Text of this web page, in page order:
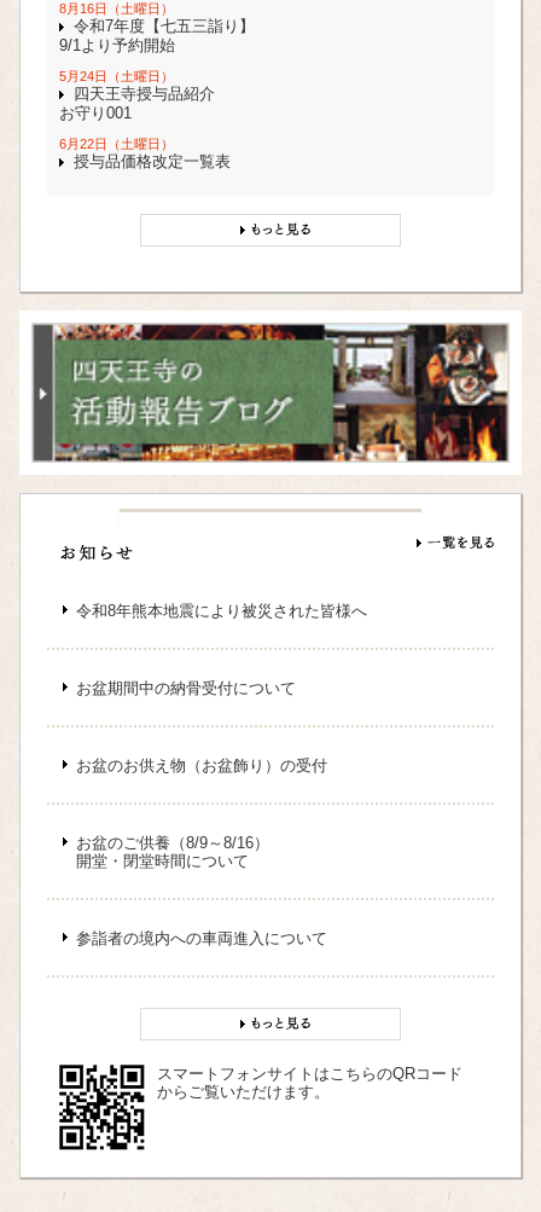
8月16日（土曜日）
令和7年度【七五三詣り】
9/1より予約開始
5月24日（土曜日）
四天王寺授与品紹介
お守り001
6月22日（土曜日）
授与品価格改定一覧表
令和8年熊本地震により被災された皆様へ
お盆期間中の納骨受付について
お盆のお供え物（お盆飾り）の受付
お盆のご供養（8/9～8/16）
開堂・閉堂時間について
参詣者の境内への車両進入について
スマートフォンサイトはこちらのQRコード
からご覧いただけます。